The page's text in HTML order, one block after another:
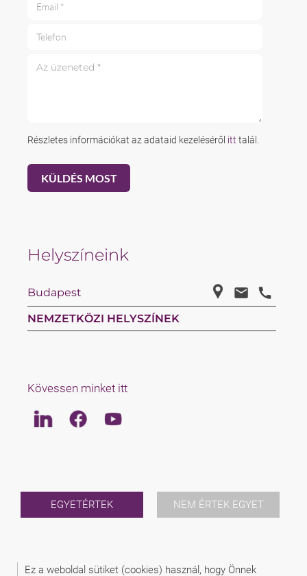
Ez a weboldal sütiket (cookies) használ, hogy Önnek
EGYETÉRTEK NEM ÉRTEK EGYET
Részletes információkat az adataid kezeléséről itt talál.
Helyszíneink
Budapest
NEMZETKÖZI HELYSZÍNEK
Kövessen minket itt
LinkedinFacebookYoutube
INTERNATIONAL
AKTUALITÁSOK